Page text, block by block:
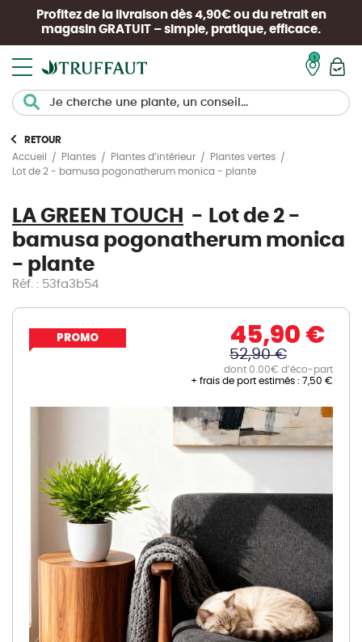
Profitez de la livraison dès 4,90€ ou du retrait en
magasin GRATUIT – simple, pratique, efficace.
RETOUR
Accueil
Plantes Plantes d’intérieur
Plantes vertes
Lot de 2 - bamusa pogonatherum monica - plante
LA GREEN TOUCH
Lot de 2 -
bamusa pogonatherum monica
- plante
Réf. : 53fa3b54
PROMO 45,90 €
52,90 €
dont 0.00€ d’éco-part
+ frais de port estimés : 7,50 €
images
gallery